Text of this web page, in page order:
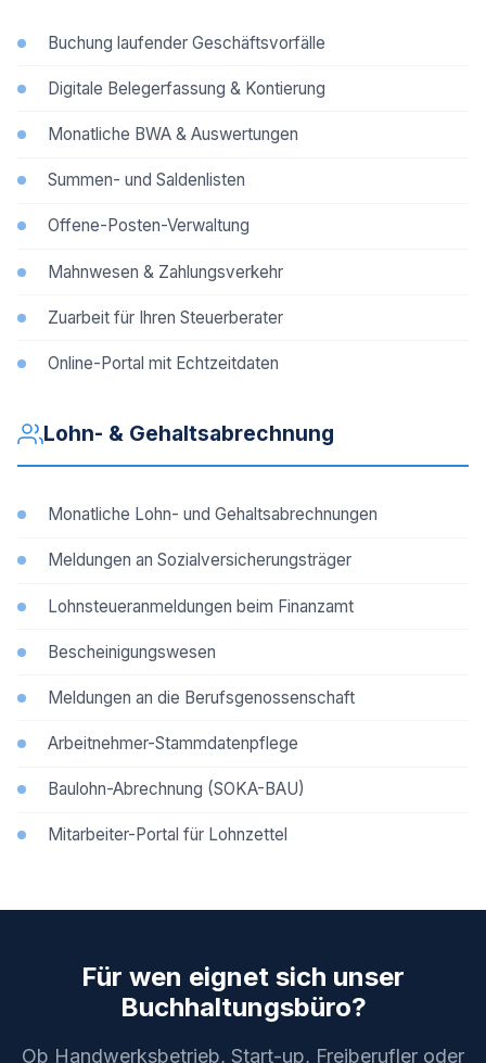
Buchung laufender Geschäftsvorfälle
Digitale Belegerfassung & Kontierung
Monatliche BWA & Auswertungen
Summen- und Saldenlisten
Offene-Posten-Verwaltung
Mahnwesen & Zahlungsverkehr
Zuarbeit für Ihren Steuerberater
Online-Portal mit Echtzeitdaten
Lohn- & Gehaltsabrechnung
Monatliche Lohn- und Gehaltsabrechnungen
Meldungen an Sozialversicherungsträger
Lohnsteueranmeldungen beim Finanzamt
Bescheinigungswesen
Meldungen an die Berufsgenossenschaft
Arbeitnehmer-Stammdatenpflege
Baulohn-Abrechnung (SOKA-BAU)
Mitarbeiter-Portal für Lohnzettel
Für wen eignet sich unser
Buchhaltungsbüro?
Ob Handwerksbetrieb, Start-up, Freiberufler oder